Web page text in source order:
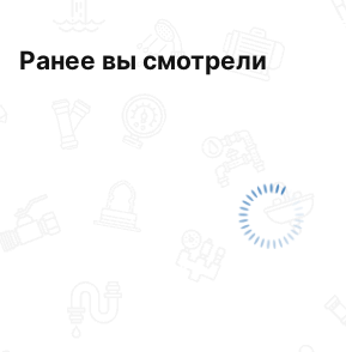
Ранее вы смотрели